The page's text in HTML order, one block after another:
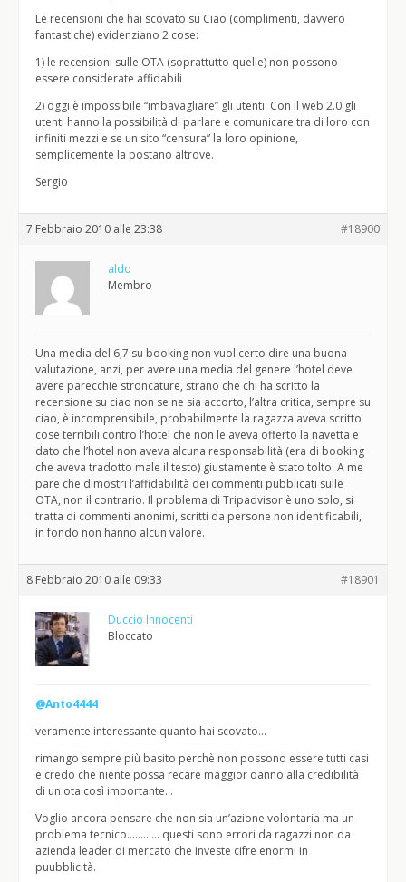
Le recensioni che hai scovato su Ciao (complimenti, davvero
fantastiche) evidenziano 2 cose:
1) le recensioni sulle OTA (soprattutto quelle) non possono
essere considerate affidabili
2) oggi è impossibile “imbavagliare” gli utenti. Con il web 2.0 gli
utenti hanno la possibilità di parlare e comunicare tra di loro con
infiniti mezzi e se un sito “censura” la loro opinione,
semplicemente la postano altrove.
Sergio
7 Febbraio 2010 alle 23:38 #18900
aldo
Membro
Una media del 6,7 su booking non vuol certo dire una buona
valutazione, anzi, per avere una media del genere l’hotel deve
avere parecchie stroncature, strano che chi ha scritto la
recensione su ciao non se ne sia accorto, l’altra critica, sempre su
ciao, è incomprensibile, probabilmente la ragazza aveva scritto
cose terribili contro l’hotel che non le aveva offerto la navetta e
dato che l’hotel non aveva alcuna responsabilità (era di booking
che aveva tradotto male il testo) giustamente è stato tolto. A me
pare che dimostri l’affidabilità dei commenti pubblicati sulle
OTA, non il contrario. Il problema di Tripadvisor è uno solo, si
tratta di commenti anonimi, scritti da persone non identificabili,
in fondo non hanno alcun valore.
8 Febbraio 2010 alle 09:33 #18901
Duccio Innocenti
Bloccato
@Anto4444
veramente interessante quanto hai scovato…
rimango sempre più basito perchè non possono essere tutti casi
e credo che niente possa recare maggior danno alla credibilità
di un ota così importante…
Voglio ancora pensare che non sia un’azione volontaria ma un
problema tecnico………… questi sono errori da ragazzi non da
azienda leader di mercato che investe cifre enormi in
puubblicità.